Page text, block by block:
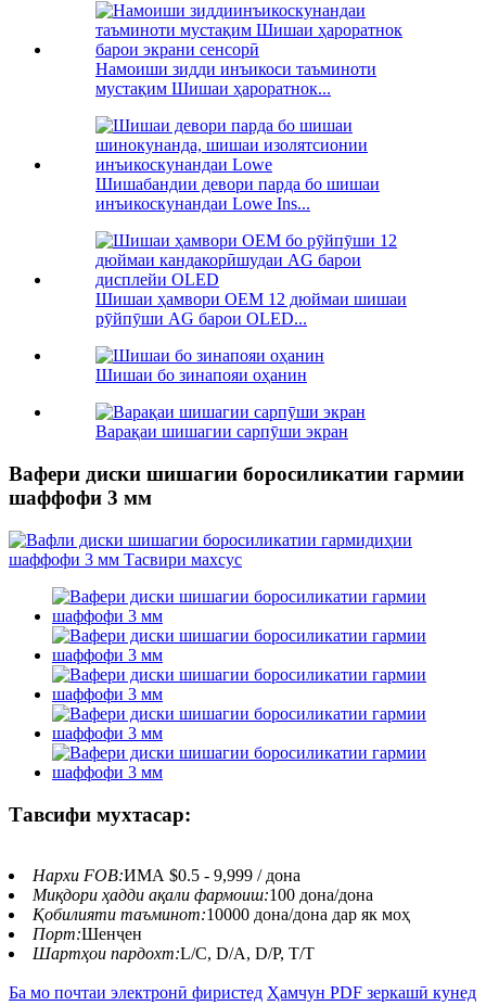
Намоиши зидди инъикоси таъминоти
мустақим Шишаи ҳароратнок...
Шишабандии девори парда бо шишаи
инъикоскунандаи Lowe Ins...
Шишаи ҳамвори OEM 12 дюймаи шишаи
рӯйпӯши AG барои OLED...
Шишаи бо зинапояи оҳанин
Варақаи шишагии сарпӯши экран
Вафери диски шишагии боросиликатии гармии
шаффофи 3 мм
Тавсифи мухтасар:
Нархи FOB:ИМА $0.5 - 9,999 / дона
Миқдори ҳадди ақали фармоиш:100 дона/дона
Қобилияти таъминот:10000 дона/дона дар як моҳ
Порт:Шенҷен
Шартҳои пардохт:L/C, D/A, D/P, T/T
Ба мо почтаи электронӣ фиристед Ҳамчун PDF зеркашӣ кунед